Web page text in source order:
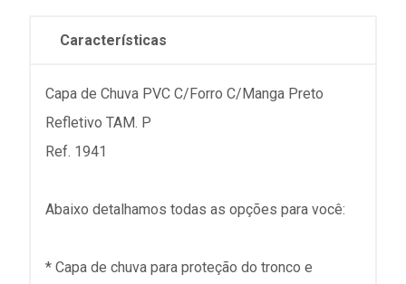
Características
Capa de Chuva PVC C/Forro C/Manga Preto
Refletivo TAM. P
Ref. 1941
Abaixo detalhamos todas as opções para você:
* Capa de chuva para proteção do tronco e